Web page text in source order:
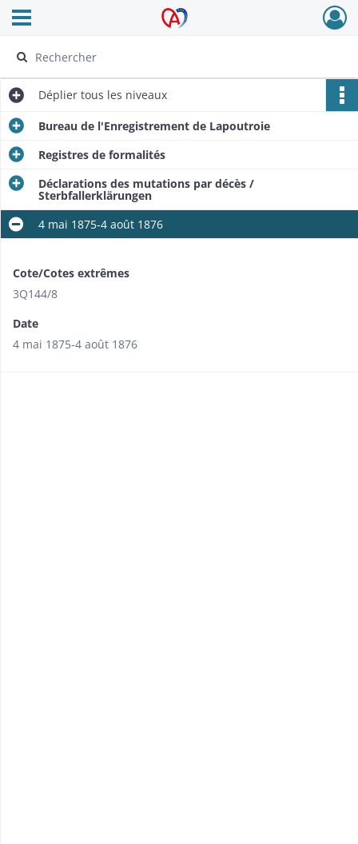
Archives Alsace - Colmar
Ouvrir le menu déroulant
Déplier tous les niveaux
Bureau de l'Enregistrement de Lapoutroie
Registres de formalités
Déclarations des mutations par décès /
Sterbfallerklärungen
4 mai 1875-4 août 1876
Cote/Cotes extrêmes
3Q144/8
Date
4 mai 1875-4 août 1876